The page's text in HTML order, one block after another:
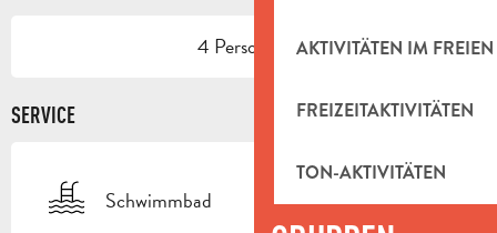
AKTIVITÄTEN IM FREIEN
FREIZEITAKTIVITÄTEN
TON-AKTIVITÄTEN
4 Person(en)
SERVICE
Schwimmbad